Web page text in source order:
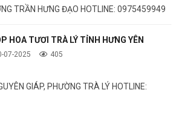
TRẦN HƯNG ĐẠO HOTLINE: 0975459949
HOA TƯƠI TRÀ LÝ TỈNH HƯNG YÊN
07-2025 405
GIÁP, PHƯỜNG TRÀ LÝ HOTLINE: